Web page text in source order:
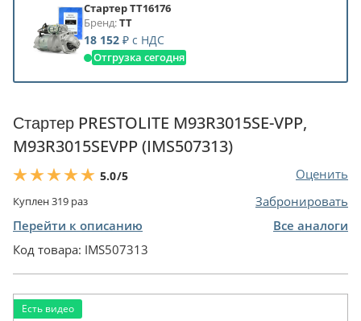
Стартер TT16176
Бренд:TT
18 152 ₽ с НДС
Отгрузка сегодня
Стартер PRESTOLITE M93R3015SE-VPP,
M93R3015SEVPP (IMS507313)
5.0/5 Оценить
Куплен319 раз
Забронировать
Перейти к описанию
Все аналоги
Код товара: IMS507313
Есть видео